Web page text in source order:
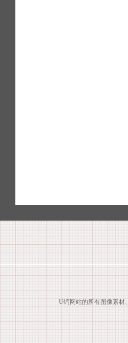
U钙网站的所有图像素材